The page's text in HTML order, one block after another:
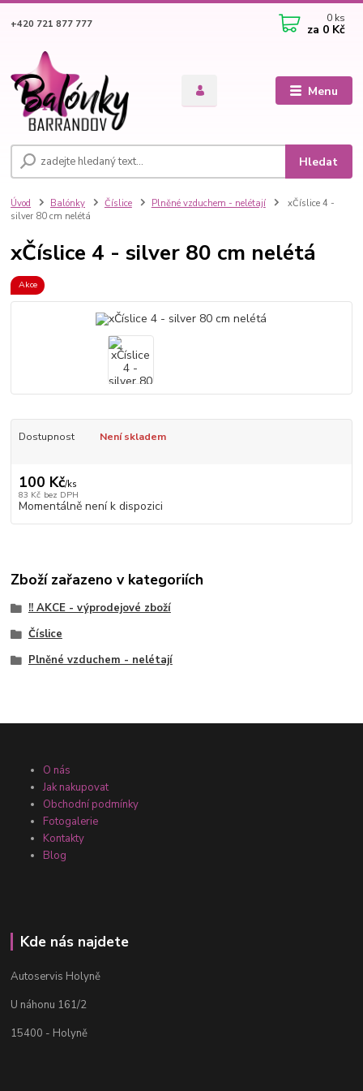
Menu
Hledat
+420 721 877 777 0 ks
za 0 Kč
Úvod Balónky Číslice Plněné vzduchem - nelétají
xČíslice 4 -
silver 80 cm nelétá
xČíslice 4 - silver 80 cm nelétá
Akce
Dostupnost Není skladem
100 Kč/ks
83 Kč bez DPH
Momentálně není k dispozici
Zboží zařazeno v kategoriích
!! AKCE - výprodejové zboží
Číslice
Plněné vzduchem - nelétají
O nás
Jak nakupovat
Obchodní podmínky
Fotogalerie
Kontakty
Blog
Kde nás najdete
Autoservis Holyně
U náhonu 161/2
15400 - Holyně